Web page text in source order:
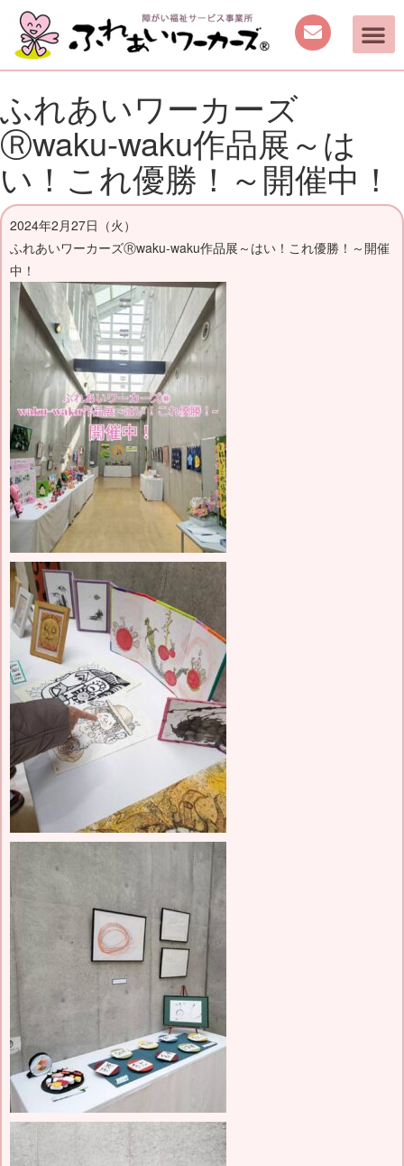
ふれあいワーカーズ
Ⓡwaku-waku作品展～は
い！これ優勝！～開催中！
2024年2月27日（火）
ふれあいワーカーズⓇwaku-waku作品展～はい！これ優勝！～開催
中！